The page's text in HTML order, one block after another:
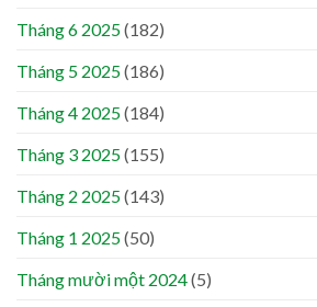
Tháng 6 2025(182)
Tháng 5 2025(186)
Tháng 4 2025(184)
Tháng 3 2025(155)
Tháng 2 2025(143)
Tháng 1 2025(50)
Tháng mười một 2024(5)